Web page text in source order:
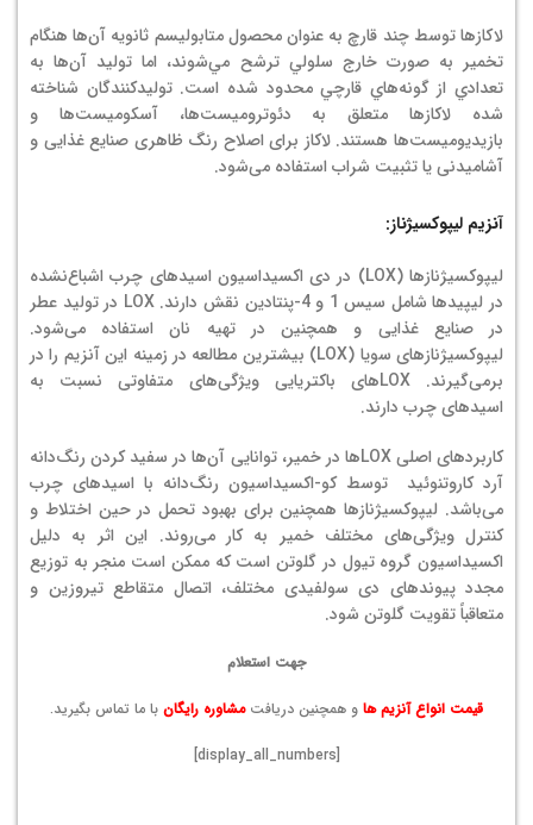
لاكازها توسط چند قارچ به عنوان محصول متابوليسم ثانويه آن‌ها هنگام
تخمير به صورت خارج سلولي ترشح مي‌شوند، اما توليد آن‌ها به
تعدادي از گونه‌هاي قارچي محدود شده است. تولیدکنندگان شناخته
شده لاکازها متعلق به دئوترومیست‌ها، آسکومیست‌ها و
بازیدیومیست‌ها هستند. لاکاز برای اصلاح رنگ ظاهری صنایع غذایی و
آشامیدنی یا تثبیت شراب استفاده می‌شود.
آنزیم لیپوکسیژناز:
لیپوکسیژنازها (LOX) در دی اکسیداسیون اسیدهای چرب اشباع‌نشده
در لیپیدها شامل سیس 1 و 4-پنتادین نقش دارند. LOX در تولید عطر
در صنایع غذایی و همچنین در تهیه نان استفاده می‌شود.
لیپوکسیژنازهای سویا (LOX) بیشترین مطالعه در زمینه این آنزیم را در
برمی‌گیرند. LOXهای باکتریایی ویژگی‌های متفاوتی نسبت به
اسیدهای چرب دارند.
کاربردهای اصلی LOXها در خمیر، توانایی آن‌ها در سفید کردن رنگ‌دانه
آرد کاروتنوئید توسط کو-اکسیداسیون رنگ‌دانه با اسیدهای چرب
می‌باشد. لیپوکسیژنازها همچنین برای بهبود تحمل در حین اختلاط و
کنترل ویژگی‌های مختلف خمیر به کار می‌روند. این اثر به دلیل
اکسیداسیون گروه تیول در گلوتن است که ممکن است منجر به توزیع
مجدد پیوندهای دی سولفیدی مختلف، اتصال متقاطع تیروزین و
متعاقباً تقویت گلوتن شود.
جهت استعلام
قیمت انواع آنزیم ها و همچنین دریافتمشاوره رایگان با ما تماس بگیرید.
[display_all_numbers]